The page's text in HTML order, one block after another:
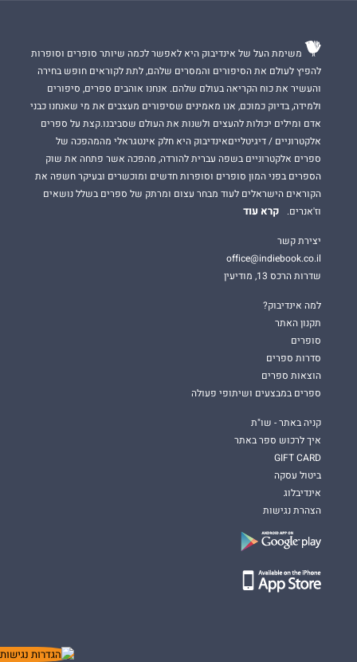
משימת העל של אינדיבוק היא לאפשר לכמה שיותר סופרים וסופרות
להפיץ לעולם את הסיפורים והמסרים שלהם, לתת לקוראים חופש בחירה
והעשיר את כוח הקריאה בעולם שלהם. אנחנו אוהבים ספרים, סיפורים
ולמידה, בדיוק כמוכם, אנו מאמינים שסיפורים מעצבים את מי שאנחנו כבני
אדם ומילים יכולות להעצים ולשנות את העולם שסביבנו.קצת על ספרים
אלקטרוניים / דיגיטלייםאינדיבוק היא חלק אינטגראלי מהמהפכה של
ספרים אלקטרוניים בשפה עברית להורדה, מהפכה אשר פתחה את שוק
הספרים בפני המון סופרים וסופרות חדשים ומוכשרים ובעיקר חשפה את
הקוראים הישראלים לעוד מבחר עצום ומרתק של ספרים בשלל נושאים
וז'אנרים.
קרא עוד
יצירת קשר
office@indiebook.co.il
שדרות הרכס 13, מודיעין
למה אינדיבוק?
תקנון האתר
סופרים
סדרות ספרים
הוצאות ספרים
ספרים במבצעים ושיתופי פעולה
קניה באתר - שו"ת
איך לרכוש ספר באתר
GIFT CARD
ביטול עסקה
אינדיבלוג
הצהרת נגישות